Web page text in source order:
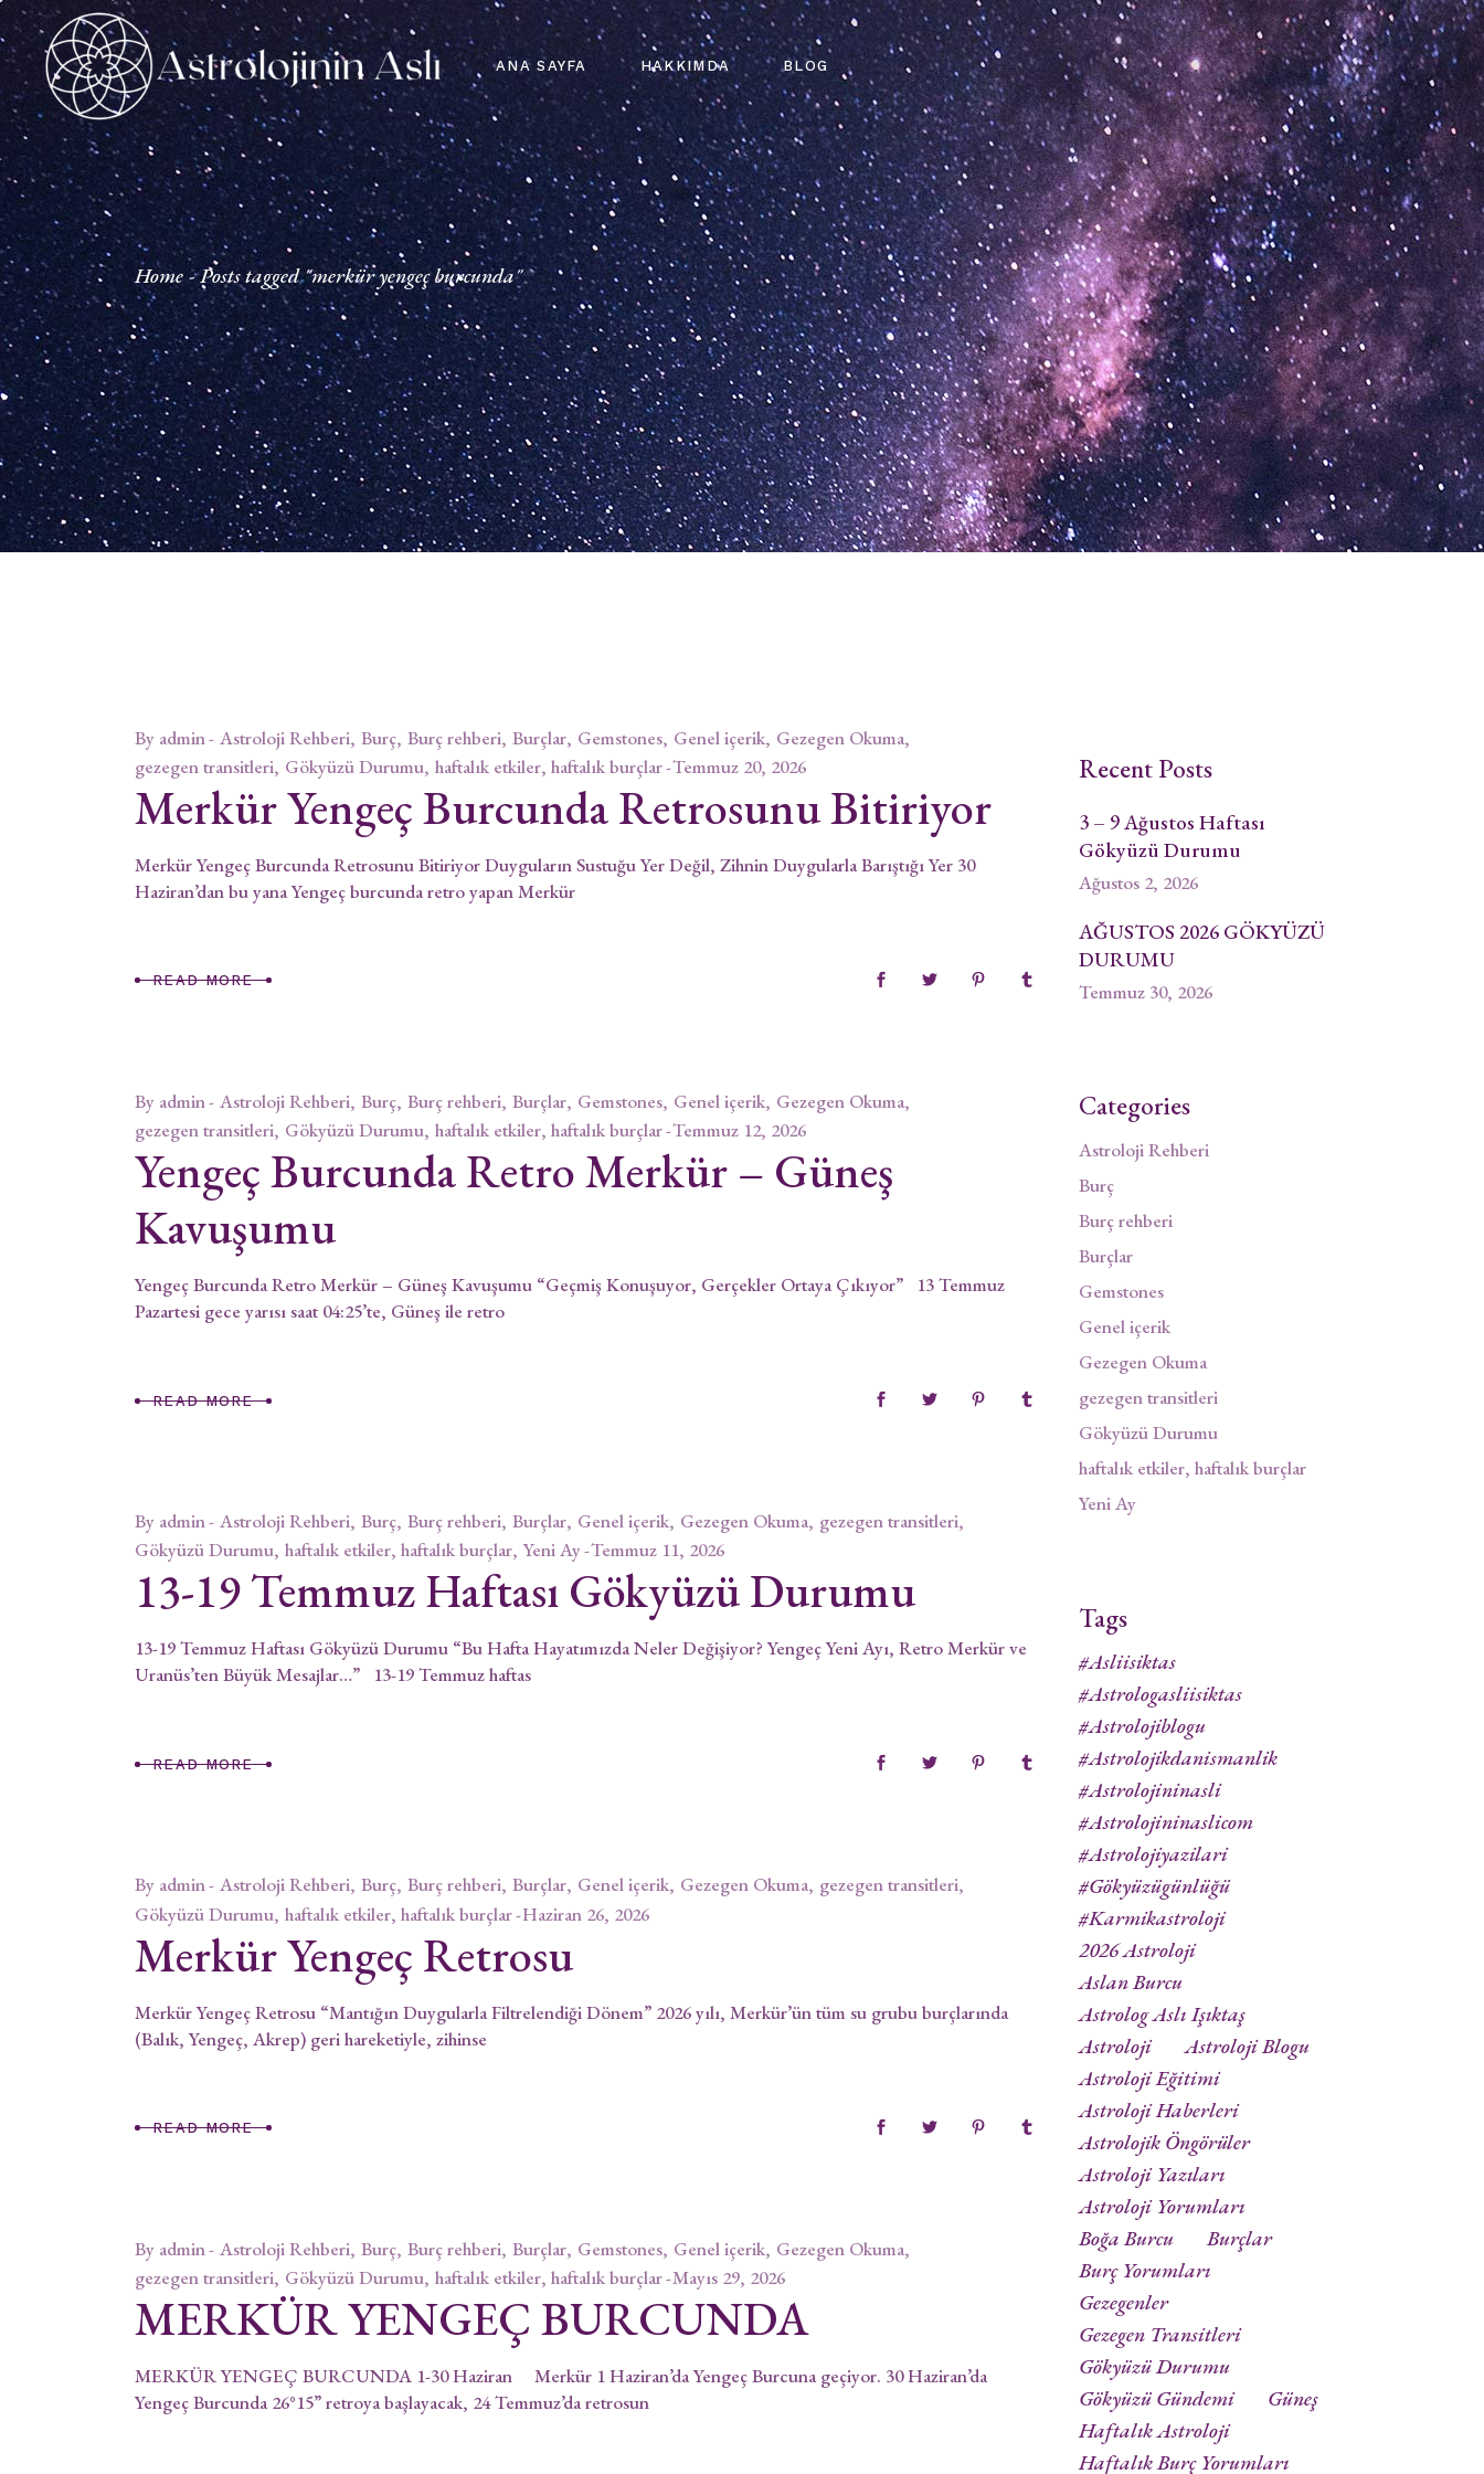
Skip
the
content ANA SAYFA HAKKIMDA BLOG
Home Posts tagged "merkür yengeç burcunda"
By admin Astroloji Rehberi Burç Burç rehberi Burçlar Gemstones Genel içerik Gezegen Okuma
gezegen transitleri Gökyüzü Durumu haftalık etkiler, haftalık burçlar Temmuz 20, 2026
Merkür Yengeç Burcunda Retrosunu Bitiriyor
Merkür Yengeç Burcunda Retrosunu Bitiriyor Duyguların Sustuğu Yer Değil, Zihnin Duygularla Barıştığı Yer 30
Haziran’dan bu yana Yengeç burcunda retro yapan Merkür
READ MORE
By admin Astroloji Rehberi Burç Burç rehberi Burçlar Gemstones Genel içerik Gezegen Okuma
gezegen transitleri Gökyüzü Durumu haftalık etkiler, haftalık burçlar Temmuz 12, 2026
Yengeç Burcunda Retro Merkür – Güneş
Kavuşumu
Yengeç Burcunda Retro Merkür – Güneş Kavuşumu “Geçmiş Konuşuyor, Gerçekler Ortaya Çıkıyor” 13 Temmuz
Pazartesi gece yarısı saat 04:25’te, Güneş ile retro
READ MORE
By admin Astroloji Rehberi Burç Burç rehberi Burçlar Genel içerik Gezegen Okuma gezegen transitleri
Gökyüzü Durumu haftalık etkiler, haftalık burçlar Yeni Ay Temmuz 11, 2026
13-19 Temmuz Haftası Gökyüzü Durumu
13-19 Temmuz Haftası Gökyüzü Durumu “Bu Hafta Hayatımızda Neler Değişiyor? Yengeç Yeni Ayı, Retro Merkür ve
Uranüs’ten Büyük Mesajlar…” 13-19 Temmuz haftas
READ MORE
By admin Astroloji Rehberi Burç Burç rehberi Burçlar Genel içerik Gezegen Okuma gezegen transitleri
Gökyüzü Durumu haftalık etkiler, haftalık burçlar Haziran 26, 2026
Merkür Yengeç Retrosu
Merkür Yengeç Retrosu “Mantığın Duygularla Filtrelendiği Dönem” 2026 yılı, Merkür’ün tüm su grubu burçlarında
(Balık, Yengeç, Akrep) geri hareketiyle, zihinse
READ MORE
By admin Astroloji Rehberi Burç Burç rehberi Burçlar Gemstones Genel içerik Gezegen Okuma
gezegen transitleri Gökyüzü Durumu haftalık etkiler, haftalık burçlar Mayıs 29, 2026
MERKÜR YENGEÇ BURCUNDA
MERKÜR YENGEÇ BURCUNDA 1-30 Haziran Merkür 1 Haziran’da Yengeç Burcuna geçiyor. 30 Haziran’da
Yengeç Burcunda 26°15” retroya başlayacak, 24 Temmuz’da retrosun
Recent Posts
3 – 9 Ağustos Haftası
Gökyüzü Durumu
Ağustos 2, 2026
AĞUSTOS 2026 GÖKYÜZÜ
DURUMU
Temmuz 30, 2026
Categories
Astroloji Rehberi
Burç
Burç rehberi
Burçlar
Gemstones
Genel içerik
Gezegen Okuma
gezegen transitleri
Gökyüzü Durumu
haftalık etkiler, haftalık burçlar
Yeni Ay
Tags
#asliisiktas
#astrologasliisiktas
#astrolojiblogu
#astrolojikdanismanlik
#astrolojininasli
#astrolojininaslicom
#astrolojiyazilari
#gökyüzügünlüğü
#karmikastroloji
2026 Astroloji
Aslan Burcu
Astrolog Aslı Işıktaş
Astroloji
Astroloji Blogu
Astroloji Eğitimi
Astroloji Haberleri
Astrolojik Öngörüler
Astroloji Yazıları
Astroloji Yorumları
Boğa Burcu
Burçlar
Burç Yorumları
Gezegenler
Gezegen Transitleri
Gökyüzü Durumu
Gökyüzü Gündemi
Güneş
Haftalık Astroloji
Haftalık Burç Yorumları